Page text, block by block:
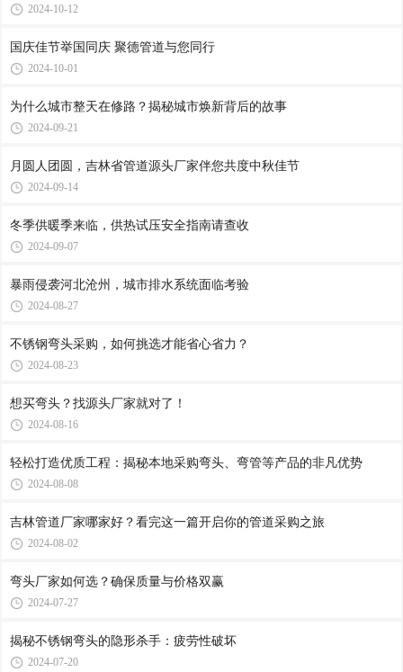
2024-10-12
国庆佳节举国同庆 聚德管道与您同行
2024-10-01
为什么城市整天在修路？揭秘城市焕新背后的故事
2024-09-21
月圆人团圆，吉林省管道源头厂家伴您共度中秋佳节
2024-09-14
冬季供暖季来临，供热试压安全指南请查收
2024-09-07
暴雨侵袭河北沧州，城市排水系统面临考验
2024-08-27
不锈钢弯头采购，如何挑选才能省心省力？
2024-08-23
想买弯头？找源头厂家就对了！
2024-08-16
轻松打造优质工程：揭秘本地采购弯头、弯管等产品的非凡优势
2024-08-08
吉林管道厂家哪家好？看完这一篇开启你的管道采购之旅
2024-08-02
弯头厂家如何选？确保质量与价格双赢
2024-07-27
揭秘不锈钢弯头的隐形杀手：疲劳性破坏
2024-07-20